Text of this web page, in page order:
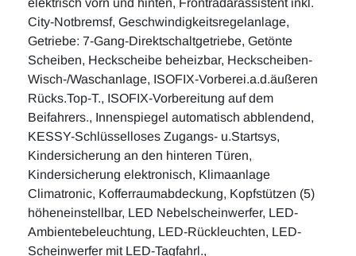
elektrisch vorn und hinten, Frontradarassistent inkl.
City-Notbremsf, Geschwindigkeitsregelanlage,
Getriebe: 7-Gang-Direktschaltgetriebe, Getönte
Scheiben, Heckscheibe beheizbar, Heckscheiben-
Wisch-/Waschanlage, ISOFIX-Vorberei.a.d.äußeren
Rücks.Top-T., ISOFIX-Vorbereitung auf dem
Beifahrers., Innenspiegel automatisch abblendend,
KESSY-Schlüsselloses Zugangs- u.Startsys,
Kindersicherung an den hinteren Türen,
Kindersicherung elektronisch, Klimaanlage
Climatronic, Kofferraumabdeckung, Kopfstützen (5)
höheneinstellbar, LED Nebelscheinwerfer, LED-
Ambientebeleuchtung, LED-Rückleuchten, LED-
Scheinwerfer mit LED-Tagfahrl.,